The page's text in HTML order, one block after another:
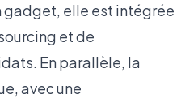
elle est intégrée
et de
En parallèle, la
avec une